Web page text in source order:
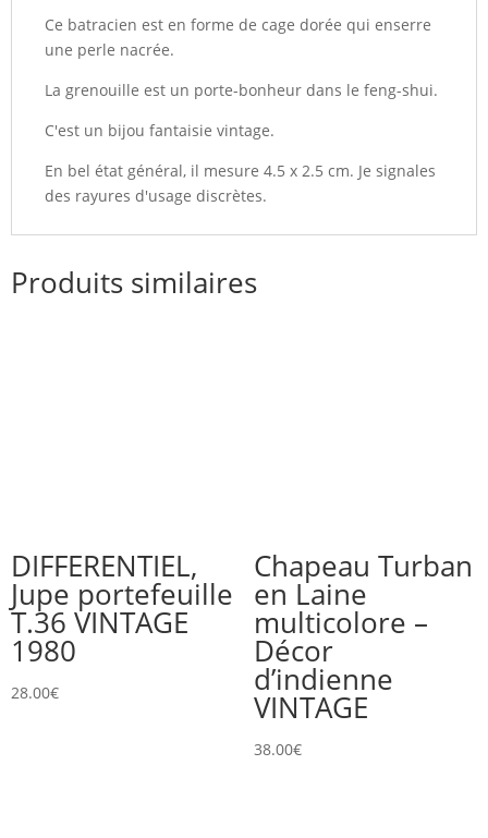
Ce batracien est en forme de cage dorée qui enserre
une perle nacrée.
La grenouille est un porte-bonheur dans le feng-shui.
C'est un bijou fantaisie vintage.
En bel état général, il mesure 4.5 x 2.5 cm. Je signales
des rayures d'usage discrètes.
Produits similaires
DIFFERENTIEL,
Jupe portefeuille
T.36 VINTAGE
1980
28.00€
Chapeau Turban
en Laine
multicolore –
Décor
d’indienne
VINTAGE
38.00€